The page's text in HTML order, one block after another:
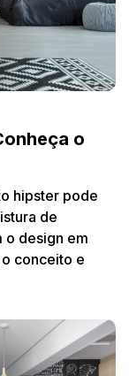
o
hipster pode
de
o design em
conceito e